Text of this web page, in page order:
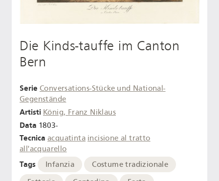
Die Kinds-tauffe im Canton
Bern
Serie Conversations-Stücke und National-
Gegenstände
Artisti König, Franz Niklaus
Data 1803-
Tecnica acquatinta incisione al tratto
all'acquarello
Tags Infanzia
Costume tradizionale